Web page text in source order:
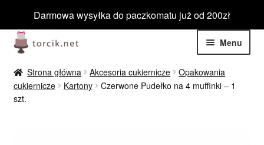
Darmowa wysyłka do paczkomatu już od 200zł
Przejdź
do
nawigacji
Przejdź
do
treści
Menu
Jadalne
menu
Niejadalne
Strona główna Akcesoria cukiernicze
Opakowania
cukiernicze
Kartony
Czerwone Pudełko na 4 muffinki – 1
szt.